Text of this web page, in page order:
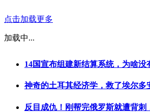
点击加载更多
加载中...
14国宣布组建新结算系统，为啥
神奇的土耳其经济学，救了埃尔多
反目成仇！刚帮完俄罗斯就遭背刺